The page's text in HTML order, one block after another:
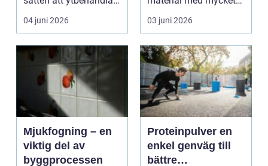
metall i moderna...
04 juni 2026
hög precision med
hjälp ...
03 juni 2026
Mjukfogning – en
viktig del av
byggprocessen
Proteinpulver en
enkel genväg till
bättre